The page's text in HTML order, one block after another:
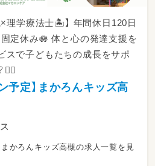
理学療法士🏝️】 年間休日120日
定休み🪷 体と心の発達支援を
スで子どもたちの成長をサポ
予定】まかろんキッズ高
まかろんキッズ高槻の求人一覧を見